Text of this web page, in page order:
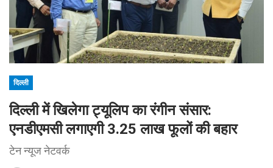
दिल्ली
दिल्ली में खिलेगा ट्यूलिप का रंगीन संसार:
एनडीएमसी लगाएगी 3.25 लाख फूलों की बहार
टेन न्यूज नेटवर्क